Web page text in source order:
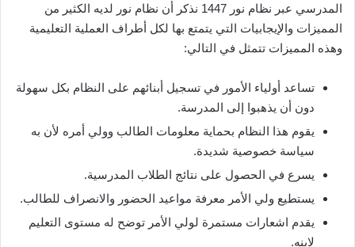
المدرسي عبر نظام نور 1447 نذكر أن نظام نور لديه الكثير من
المميزات والإيجابيات التي يتمتع بها لكل أطراف العملية التعليمية
وهذه المميزات تتمثل في التالي:
تساعد أولياء الأمور في تسجيل أبنائهم على النظام بكل سهولة
دون أن يذهبوا إلى المدرسة.
يقوم هذا النظام بحماية معلومات الطالب وولي أمره لأن به
سياسة خصوصية شديدة.
يسرع في الحصول على نتائج الطلاب المدرسية.
يستطيع ولي الأمر معرفة مواعيد الحضور والانصراف للطالب.
يقدم اشعارات مستمرة لولي الأمر توضح له مستوى التعليم
لابنه.